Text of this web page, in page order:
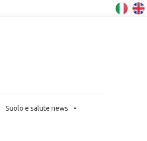
Suolo e salute news